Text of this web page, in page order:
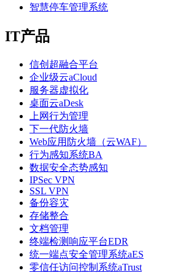
智慧停车管理系统
IT产品
信创超融合平台
企业级云aCloud
服务器虚拟化
桌面云aDesk
上网行为管理
下一代防火墙
Web应用防火墙（云WAF）
行为感知系统BA
数据安全态势感知
IPSec VPN
SSL VPN
备份容灾
存储整合
文档管理
终端检测响应平台EDR
统一端点安全管理系统aES
零信任访问控制系统aTrust